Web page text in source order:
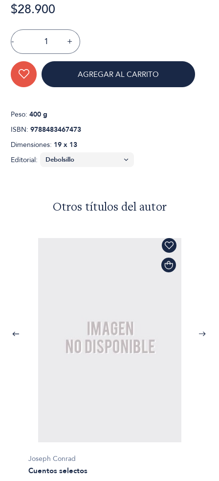
$28.900
- +
AGREGAR AL CARRITO
Peso:400 g
ISBN:9788483467473
Dimensiones: 19 x 13
Editorial:
Otros títulos del autor
Joseph Conrad
Cuentos selectos